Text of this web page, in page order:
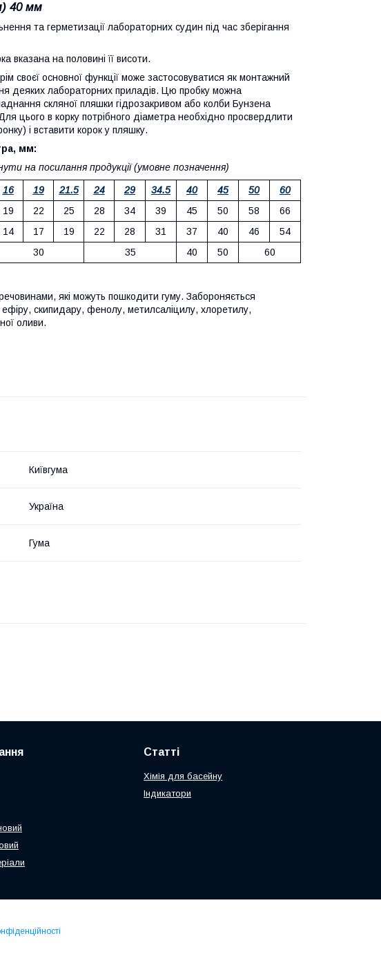
40 мм
та герметизації лабораторних судин під час зберігання
вказана на половині її висоти.
своєї основної функції може застосовуватися як монтажний
деяких лабораторних приладів. Цю пробку можна
скляної пляшки гідрозакривом або колби Бунзена
цього в корку потрібного діаметра необхідно просвердлити
і вставити корок у пляшку.
мм:
на посилання продукції (умовне позначення)
16 19 21.5 24 29 34.5 40 45 50
60
19 22 25 28 34 39 45 50 58
66
14 17 19 22 28 31 37 40 46
54
30 35 40 50 60
які можуть пошкодити гуму. Забороняється
скипидару, фенолу, метилсаліцилу, хлоретилу,
оливи.
Київгума
Україна
Гума
Статті
Хімія для басейну
Індикатори